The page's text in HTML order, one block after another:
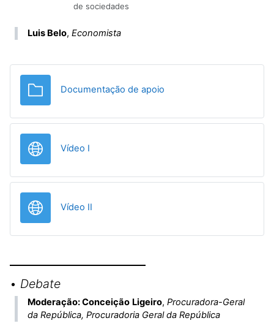
de sociedades
Luis Belo, Economista
Documentação de apoio
Vídeo I
Vídeo II
• Debate
Moderação: Conceição Ligeiro,Procuradora-Geral
da República, Procuradoria Geral da República